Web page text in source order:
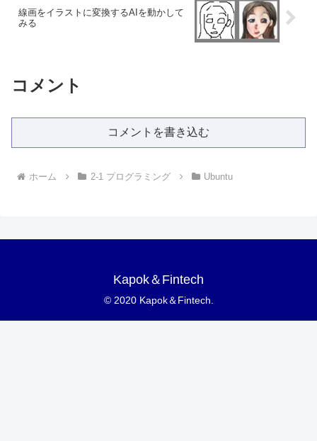
線画をイラストに変換するAIを動かして
みる
コメント
コメントを書き込む
ホーム 2-1 プログラミング Ubuntu
Kapok＆Fintech
© 2020 Kapok＆Fintech.